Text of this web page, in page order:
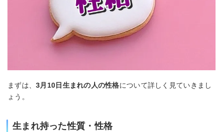
まずは、3月10日生まれの人の性格について詳しく見ていきまし
ょう。
生まれ持った性質・性格